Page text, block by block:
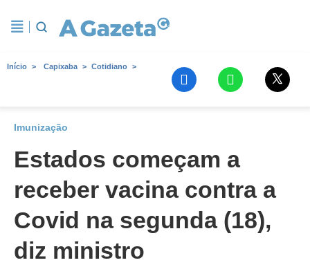
Início Capixaba Cotidiano
Imunização
Estados começam a
receber vacina contra a
Covid na segunda (18),
diz ministro